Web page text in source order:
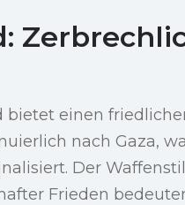
bietet einen
nach Gaza,
Der
Frieden